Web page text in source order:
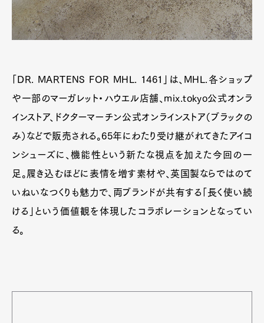
「DR. MARTENS FOR MHL. 1461」は、MHL.各ショップ
や一部のマーガレット・ハウエル店舗、mix.tokyo公式オンラ
インストア、ドクターマーチン公式オンラインストア（ブラックの
み）などで販売される。65年にわたり受け継がれてきたアイコ
ンシューズに、機能性という新たな視点を加えた今回の一
足。履き込むほどに表情を増す素材や、英国製ならではのて
いねいなつくりも魅力で、両ブランドが共有する「長く使い続
ける」という価値観を体現したコラボレーションとなってい
る。